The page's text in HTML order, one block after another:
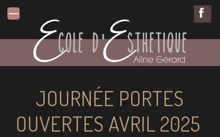
JOURNÉE PORTES
OUVERTES AVRIL 2025